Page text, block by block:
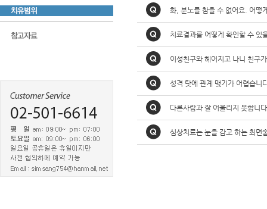
화, 분노를 참을 수 없어요. 어떻
치료결과를 어떻게 확인할 수 있
이성친구와 헤어지고 나니 친구
성격 탓에 관계 맺기가 어렵습니
다른사람과 잘 어울리지 못합니
심상치료는 눈을 감고 하는 최면